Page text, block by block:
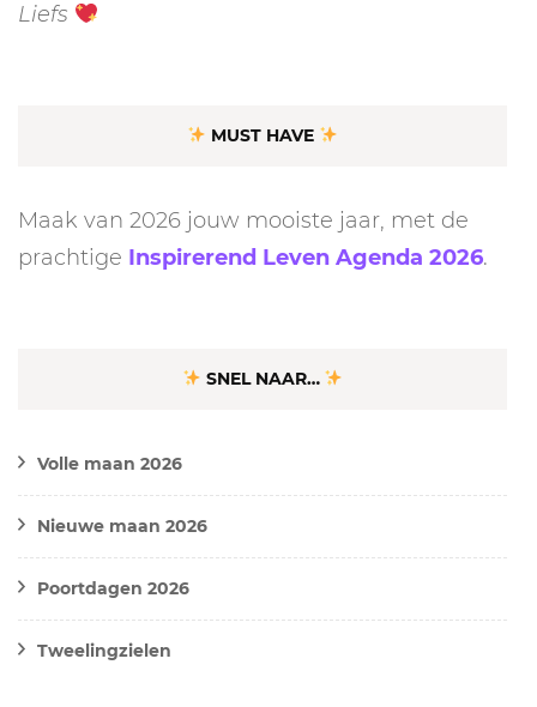
Liefs
MUST HAVE
Maak van 2026 jouw mooiste jaar, met de
prachtige Inspirerend Leven Agenda 2026.
SNEL NAAR…
Volle maan 2026
Nieuwe maan 2026
Poortdagen 2026
Tweelingzielen